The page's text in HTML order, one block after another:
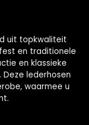
uit topkwaliteit
en traditionele
en klassieke
lederhosen
waarmee u